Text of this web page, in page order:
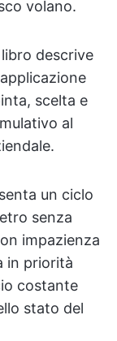
volano.
descrive
scelta e
al
un ciclo
senza
impazienza
in priorità
costante
stato del